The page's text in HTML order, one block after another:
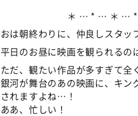
＊ … * … ＊ …
おは朝終わりに、仲良しスタッ
平日のお昼に映画を観られるの
ただ、観たい作品が多すぎて全
銀河が舞台のあの映画に、キン
されますよね…！
ああ、忙しい！